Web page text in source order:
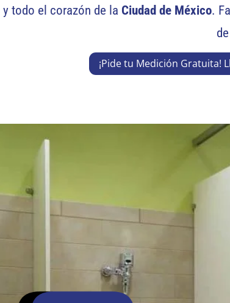
y todo el corazón de la Ciudad de México.
de
¡Pide tu Medición Gratuita!